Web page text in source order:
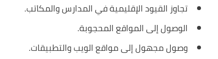
تجاوز القيود الإقليمية في المدارس والمكاتب.
الوصول إلى المواقع المحجوبة.
وصول مجهول إلى مواقع الويب والتطبيقات.